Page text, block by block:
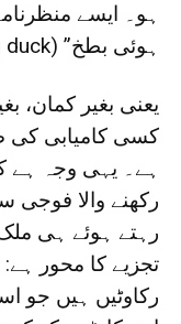
ہو۔ ایسے
ہوئی بطخ” (sitting duck) بن جاتا ہے—
کسی کامیابی کی
ہے۔ یہی وجہ ہے
رکھنے والا فوجی
رہتے ہوئے ہی
تجزیے کا محور
رکاوٹیں ہیں جو